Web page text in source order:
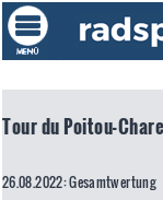
Tour du Poitou-
26.08.2022: Gesamtwertung